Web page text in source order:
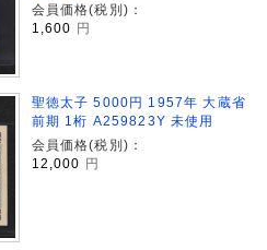
会員価格(税別)：
1,600 円
聖徳太子 5000円 1957年 大蔵省
前期 1桁 A259823Y 未使用
会員価格(税別)：
12,000
円